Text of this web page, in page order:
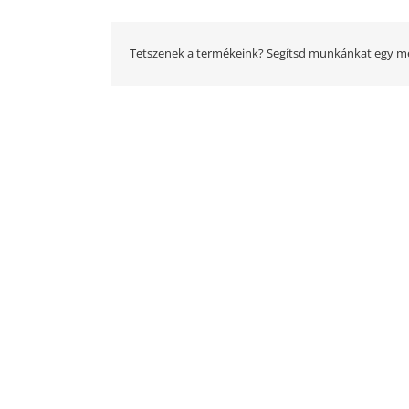
Tetszenek a termékeink? Segítsd munkánkat egy